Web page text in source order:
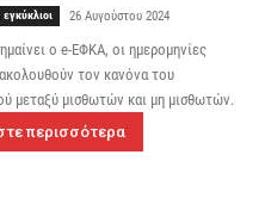
26 Αυγούστου 2024
o e-ΕΦΚΑ, οι ημερομηνίες
τον κανόνα του
μεταξύ μισθωτών και μη μισθωτών.
περισσότερα